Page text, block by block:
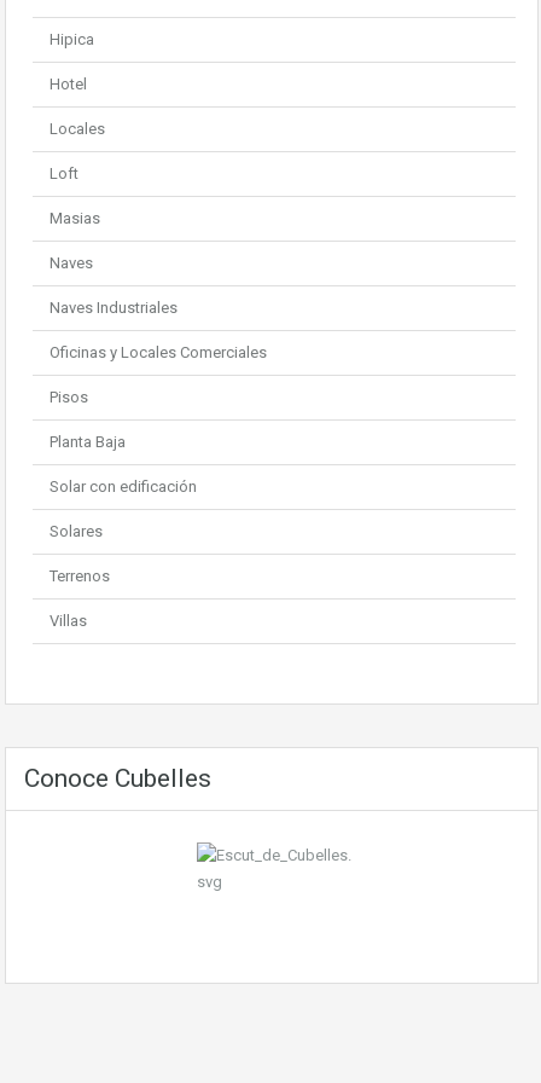
Hipica
Hotel
Locales
Loft
Masias
Naves
Naves Industriales
Oficinas y Locales Comerciales
Pisos
Planta Baja
Solar con edificación
Solares
Terrenos
Villas
Conoce Cubelles